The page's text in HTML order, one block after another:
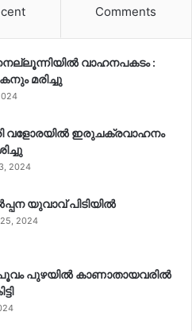
Comments
നെല്ലൂന്നിയിൽ വാഹനപകടം :
മരിച്ചു
വളോരയിൽ ഇരുചക്രവാഹനം
2024
യുവാവ് പിടിയിൽ
2024
പുഴയിൽ കാണാതായവരിൽ